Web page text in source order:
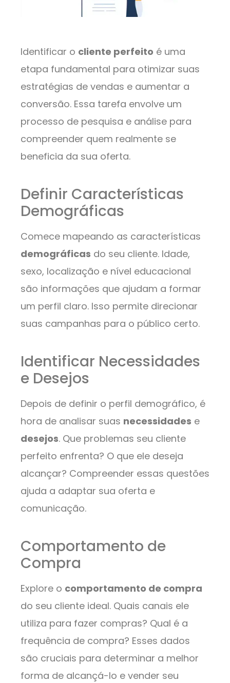
Identificar o cliente perfeito é uma
etapa fundamental para otimizar suas
estratégias de vendas e aumentar a
conversão. Essa tarefa envolve um
processo de pesquisa e análise para
compreender quem realmente se
beneficia da sua oferta.
Definir Características
Demográficas
Comece mapeando as características
demográficas do seu cliente. Idade,
sexo, localização e nível educacional
são informações que ajudam a formar
um perfil claro. Isso permite direcionar
suas campanhas para o público certo.
Identificar Necessidades
e Desejos
Depois de definir o perfil demográfico, é
hora de analisar suas necessidades e
desejos. Que problemas seu cliente
perfeito enfrenta? O que ele deseja
alcançar? Compreender essas questões
ajuda a adaptar sua oferta e
comunicação.
Comportamento de
Compra
Explore o comportamento de compra
do seu cliente ideal. Quais canais ele
utiliza para fazer compras? Qual é a
frequência de compra? Esses dados
são cruciais para determinar a melhor
forma de alcançá-lo e vender seu